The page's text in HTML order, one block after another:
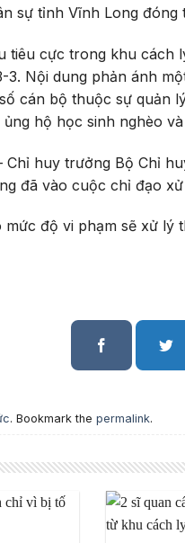
sự tỉnh Vĩnh Long đóng
tiêu cực trong khu cách
Nội dung phản ánh
cán bộ thuộc sự quản
hộ học sinh nghèo
Chỉ huy trưởng Bộ Chỉ
đã vào cuộc chỉ đạo
mức độ vi phạm sẽ xử
. Bookmark the permalink.